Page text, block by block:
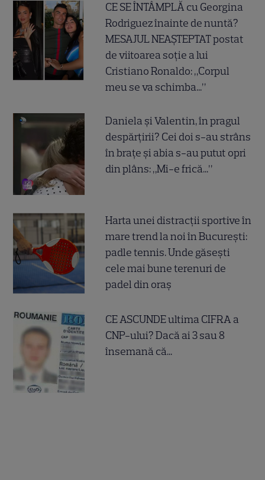
CE SE ÎNTÂMPLĂ cu Georgina
Rodriguez înainte de nuntă?
MESAJUL NEAȘTEPTAT postat
de viitoarea soție a lui
Cristiano Ronaldo: „Corpul
meu se va schimba...”
Daniela și Valentin, în pragul
despărțirii? Cei doi s-au strâns
în brațe și abia s-au putut opri
din plâns: „Mi-e frică...”
Harta unei distracții sportive în
mare trend la noi în București:
padle tennis. Unde găsești
cele mai bune terenuri de
padel din oraș
CE ASCUNDE ultima CIFRA a
CNP-ului? Dacă ai 3 sau 8
însemană că...